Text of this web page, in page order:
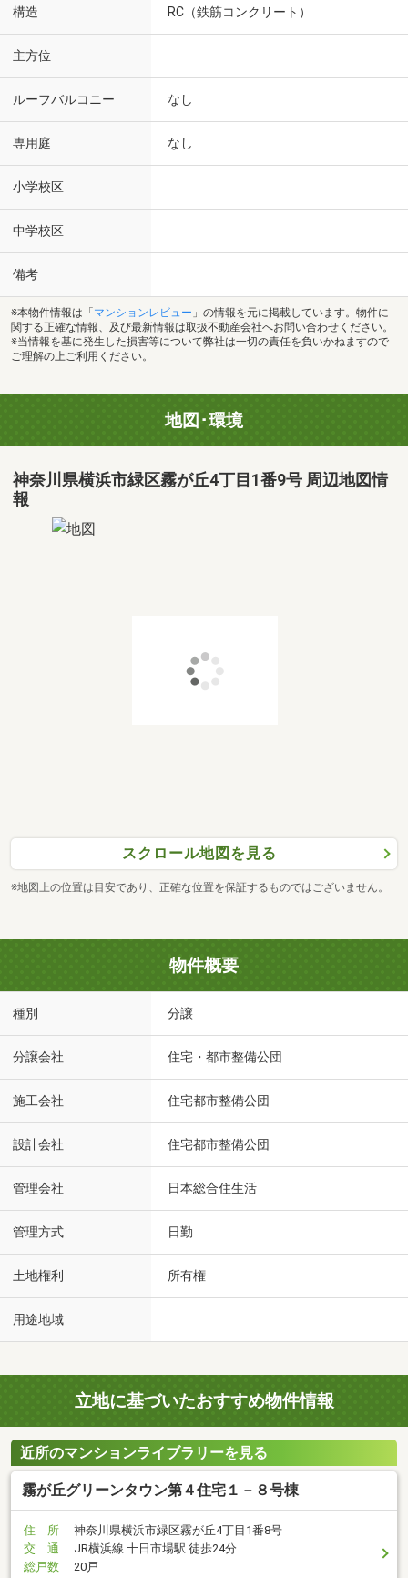
構造 RC（鉄筋コンクリート）
主方位
ルーフバルコニー なし
専用庭 なし
小学校区
中学校区
備考
※本物件情報は「 マンションレビュー 」の情報を元に掲載しています。物件に
関する正確な情報、及び最新情報は取扱不動産会社へお問い合わせください。
※当情報を基に発生した損害等について弊社は一切の責任を負いかねますので
ご理解の上ご利用ください。
地図･環境
神奈川県横浜市緑区霧が丘4丁目1番9号 周辺地図情
報
スクロール地図を見る
※地図上の位置は目安であり、正確な位置を保証するものではございません。
物件概要
種別 分譲
分譲会社 住宅・都市整備公団
施工会社 住宅都市整備公団
設計会社 住宅都市整備公団
管理会社 日本総合住生活
管理方式 日勤
土地権利 所有権
用途地域
立地に基づいたおすすめ物件情報
近所のマンションライブラリーを見る
霧が丘グリーンタウン第４住宅１－８号棟
住 所
神奈川県横浜市緑区霧が丘4丁目1番8号
交 通
JR横浜線 十日市場駅 徒歩24分
総戸数
20戸